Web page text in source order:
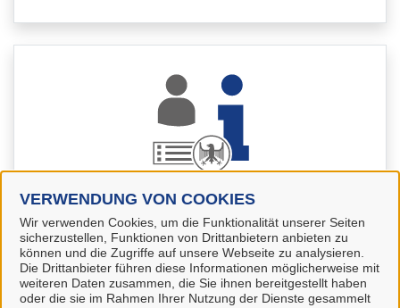
VERWENDUNG VON COOKIES
Wir verwenden Cookies, um die Funktionalität unserer Seiten
sicherzustellen, Funktionen von Drittanbietern anbieten zu
können und die Zugriffe auf unsere Webseite zu analysieren.
Die Drittanbieter führen diese Informationen möglicherweise mit
weiteren Daten zusammen, die Sie ihnen bereitgestellt haben
oder die sie im Rahmen Ihrer Nutzung der Dienste gesammelt